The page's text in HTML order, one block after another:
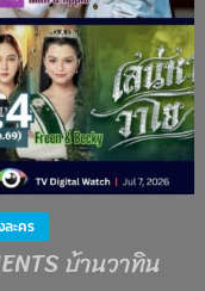
ละคร
บ้านวาทิน